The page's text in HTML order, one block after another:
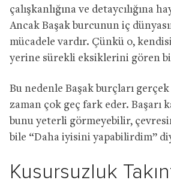
çalışkanlığına ve detaycılığına
Ancak Başak burcunun iç
mücadele vardır. Çünkü o,
yerine sürekli eksiklerini gören
Bu nedenle Başak burçları
zaman çok geç fark eder. Başarı
bunu yeterli görmeyebilir,
bile “Daha iyisini yapabilirdim”
Kusursuzluk